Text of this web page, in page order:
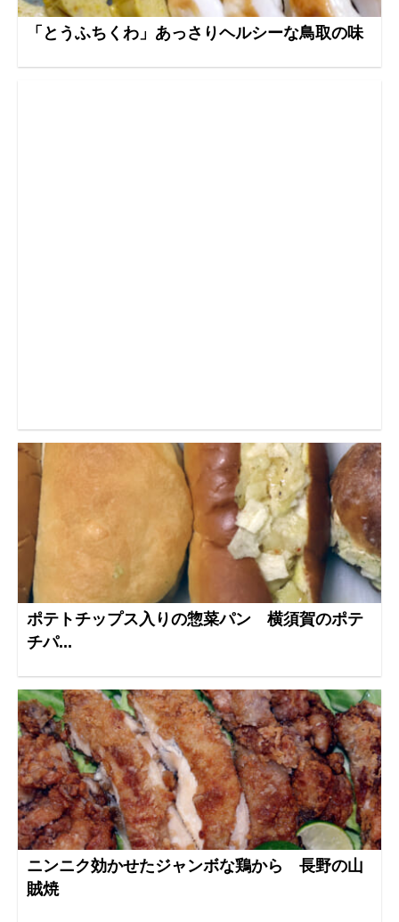
「とうふちくわ」あっさりヘルシーな鳥取の味
ポテトチップス入りの惣菜パン 横須賀のポテ
チパ...
ニンニク効かせたジャンボな鶏から 長野の山
賊焼